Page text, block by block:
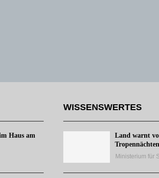
Haus am
WISSENSWERTES
Land warnt
Tropennächten
Ministerium für